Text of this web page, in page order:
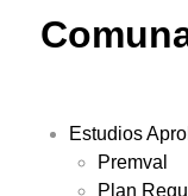
Estudios
Premval
Plan